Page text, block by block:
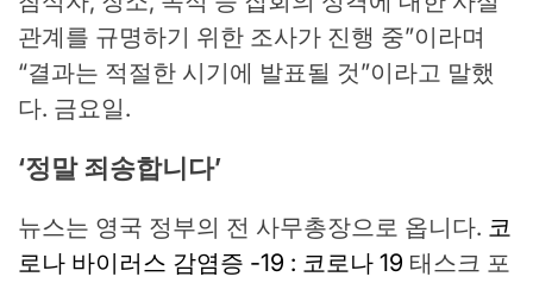
관계를 규명하기 위한 조사가 진행 중”이라며
“결과는 적절한 시기에 발표될 것”이라고 말했
다. 금요일.
‘정말 죄송합니다’
뉴스는 영국 정부의 전 사무총장으로 옵니다. 코
로나 바이러스 감염증 -19 : 코로나 19 태스크 포